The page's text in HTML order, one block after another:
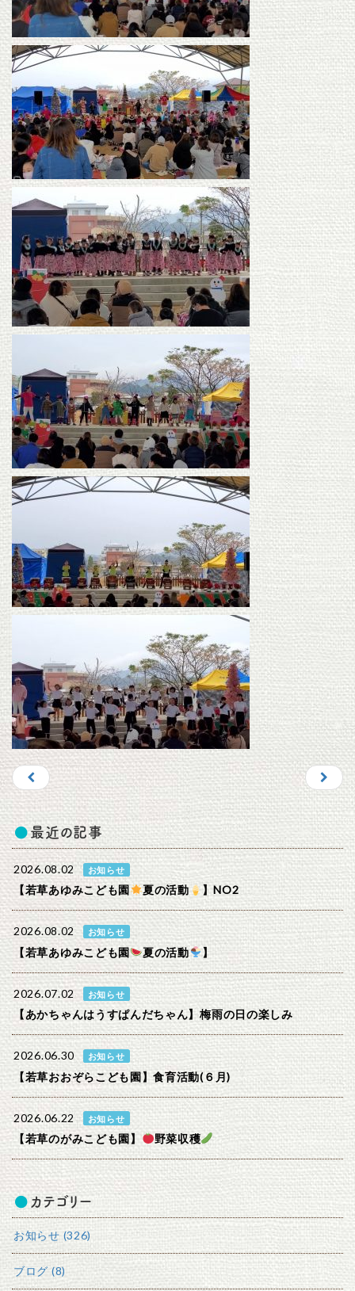
最近の記事
2026.08.02 お知らせ
【若草あゆみこども園 夏の活動 】NO2
2026.08.02 お知らせ
【若草あゆみこども園 夏の活動 】
2026.07.02 お知らせ
【あかちゃんはうすぱんだちゃん】梅雨の日の楽しみ
2026.06.30 お知らせ
【若草おおぞらこども園】食育活動(６月)
2026.06.22 お知らせ
【若草のがみこども園】 野菜収穫
カテゴリー
お知らせ (326)
ブログ (8)